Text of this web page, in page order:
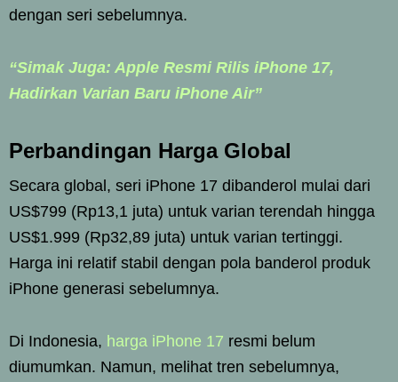
dengan seri sebelumnya.
“Simak Juga: Apple Resmi Rilis iPhone 17,
Hadirkan Varian Baru iPhone Air”
Perbandingan Harga Global
Secara global, seri iPhone 17 dibanderol mulai dari
US$799 (Rp13,1 juta) untuk varian terendah hingga
US$1.999 (Rp32,89 juta) untuk varian tertinggi.
Harga ini relatif stabil dengan pola banderol produk
iPhone generasi sebelumnya.
Di Indonesia, harga iPhone 17 resmi belum
diumumkan. Namun, melihat tren sebelumnya,